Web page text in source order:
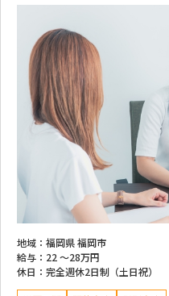
地域： 福岡県 福岡市
給与： 22 ～28万円
休日： 完全週休2日制（土日祝）